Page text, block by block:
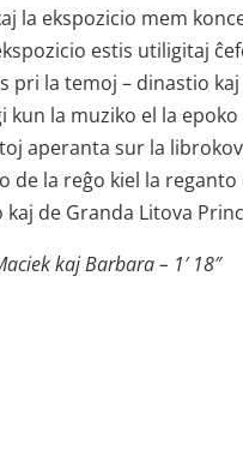
la ekspozicio mem
estis utiligitaj
pri la temoj – dinastio
kun la muziko el la
aperanta sur la
de la reĝo kiel la
de Granda Litova
kaj Barbara – 1′ 18″